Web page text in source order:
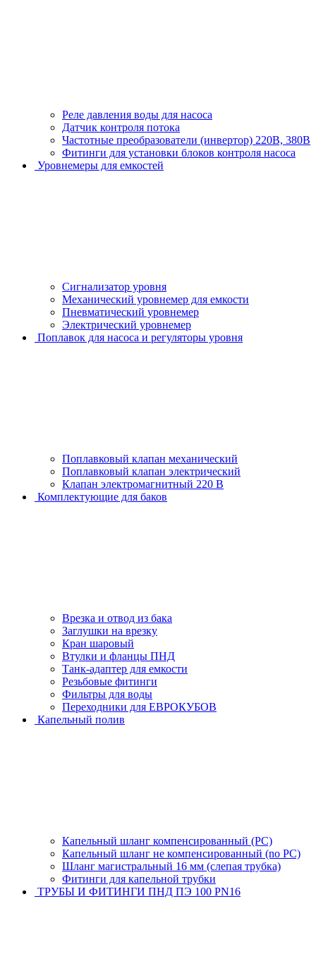
Реле давления воды для насоса
Датчик контроля потока
Частотные преобразователи (инвертор) 220В, 380В
Фитинги для установки блоков контроля насоса
Уровнемеры для емкостей
Сигнализатор уровня
Механический уровнемер для емкости
Пневматический уровнемер
Электрический уровнемер
Поплавок для насоса и регуляторы уровня
Поплавковый клапан механический
Поплавковый клапан электрический
Клапан электромагнитный 220 В
Комплектующие для баков
Врезка и отвод из бака
Заглушки на врезку
Кран шаровый
Втулки и фланцы ПНД
Танк-адаптер для емкости
Резьбовые фитинги
Фильтры для воды
Переходники для ЕВРОКУБОВ
Капельный полив
Капельный шланг компенсированный (PC)
Капельный шланг не компенсированный (no PC)
Шланг магистральный 16 мм (слепая трубка)
Фитинги для капельной трубки
ТРУБЫ И ФИТИНГИ ПНД ПЭ 100 PN16